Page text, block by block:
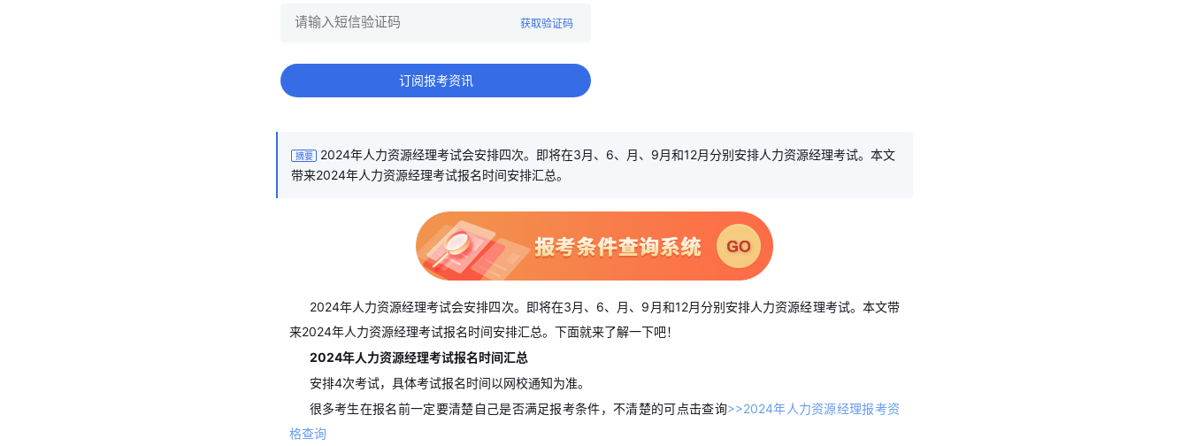
获取验证码
订阅报考资讯
摘要
2024年人力资源经理考试会安排四次。即将在3月、6、月、9月和12月分别安排人力资源经理考试。本文
带来2024年人力资源经理考试报名时间安排汇总。
2024年人力资源经理考试会安排四次。即将在3月、6、月、9月和12月分别安排人力资源经理考试。本文带
来2024年人力资源经理考试报名时间安排汇总。下面就来了解一下吧！
2024年人力资源经理考试报名时间汇总
安排4次考试，具体考试报名时间以网校通知为准。
很多考生在报名前一定要清楚自己是否满足报考条件，不清楚的可点击查询>>2024年人力资源经理报考资
格查询